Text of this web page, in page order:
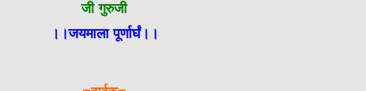
जी गुरुजी
।।जयमाला पूर्णार्घं।।